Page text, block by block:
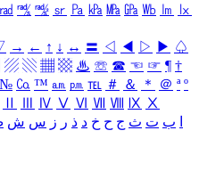
㎭ ㎮ ㎯ ㏛ ㎩ ㎪ ㎫ ㎬ ㏝ ㏐
㏓
→ ← ↑ ↓ ↔ 〓 ◁ ◀ ▷ ▶ ♤
▨ ▧ ▦ ▩ ♨ ☏ ☎ ☜ ☞ ¶ †
№ ㏇ ™ ㏂ ㏘ ℡ ＃ ＆ ＊ ＠ ª º
Ⅳ Ⅴ Ⅵ Ⅶ Ⅷ Ⅸ Ⅹ
ب ت ث ج ح خ د ذ ر ز س ش